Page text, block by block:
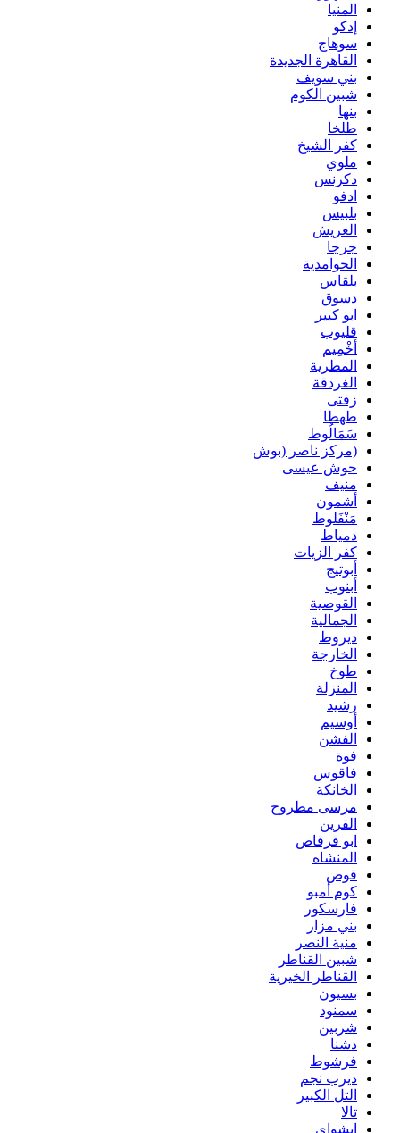
المنيا
إدكو
سوهاج
القاهرة الجديدة
بني سويف
شبين الكوم
بنها
طلخا
كفر الشيخ
ملوي
دكرنس
ادفو
بلبيس
العريش
جرجا
الحوامدية
بلقاس
دسوق
ابو كبير
قليوب
أخْمِيم
المطرية
الغردقة
زفتى
طهطا
سَمَالُوط
(مركز ناصر (بوش
حوش عيسى
منيف
أشمون
مَنْفَلوط
دمياط
كفر الزيات
أبوتيج
أبنوب
القوصية
الجمالية
ديروط
الخارجة
طوخ
المنزلة
رشيد
أوسيم
الفشن
فوة
فاقوس
الخانكة
مرسى مطروح
القرين
ابو قرقاص
المنشاه
قوص
كوم أمبو
فارسكور
بني مزار
منية النصر
شبين القناطر
القناطر الخيرية
بسيون
سمنود
شربين
دشنا
فرشوط
ديرب نجم
التل الكبير
تالا
ابشواى